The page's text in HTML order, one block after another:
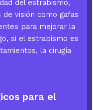
del estrabismo,
visión como gafas
para mejorar la
si el estrabismo es
la cirugía
para el